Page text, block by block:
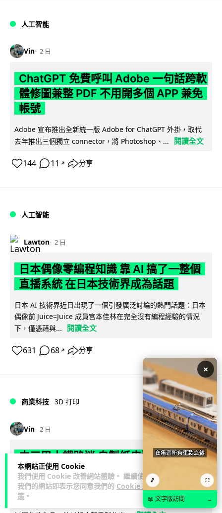
本網站正使用 Cookie
我們使用 Cookie 改善網站體驗。 繼續使用
我們的網站即表示您同意我們的 Cookie 政
策 。
人工智能
Vin 2 日
ChatGPT 免費呼叫 Adobe 一句話跨軟
體修圖兼整 PDF 不用開多個 APP 兼免
帳號
Adobe 宣布推出全新統一版 Adobe for ChatGPT 外掛，取代
去年推出三個獨立 connector，將 Photoshop、...
閱讀全文
144 11 ↗ 分享
人工智能
Lawton 2 日
日本偶像零編程知識 靠 AI 搞了一整個
直播系統 在日本技術界成為話題
日本 AI 技術界近日出現了一個引發廣泛討論的熱門話題：日本
偶像前 Juice=Juice 成員宮本佳林在完全沒有編程經驗的情況
下，僅憑藉與...
閱讀全文
631 68 ↗ 分享
商業科技 3D 打印
Vin 2 日
中三巴士鐵路迷 自製紙皮遙控巴士 門,
水撥識郁 + 實時GPS報站
如果你熱愛一件事，你會熱愛到怎樣的程度？一位就讀中三的
巴士鐵路迷，選擇由零開始，把自己的興趣一步步變成真正可
×
🎵 ⛶
📖 文字版訪問 →